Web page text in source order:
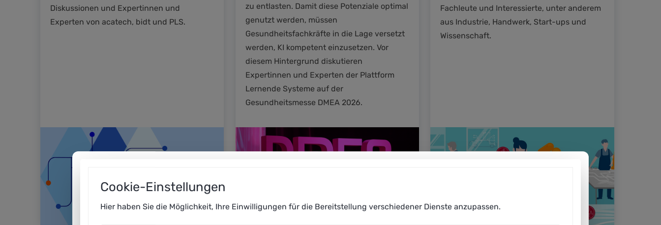
Diskussionen und Expertinnen und
Experten von acatech, bidt und PLS.
zu entlasten. Damit diese Potenziale optimal
genutzt werden, müssen
Gesundheitsfachkräfte in die Lage versetzt
werden, KI kompetent einzusetzen. Vor
diesem Hintergrund diskutieren
Expertinnen und Experten der Plattform
Lernende Systeme auf der
Gesundheitsmesse DMEA 2026.
Fachleute und Interessierte, unter anderem
aus Industrie, Handwerk, Start-ups und
Wissenschaft.
Cookie-Einstellungen
Hier haben Sie die Möglichkeit, Ihre Einwilligungen für die Bereitstellung verschiedener Dienste anzupassen.